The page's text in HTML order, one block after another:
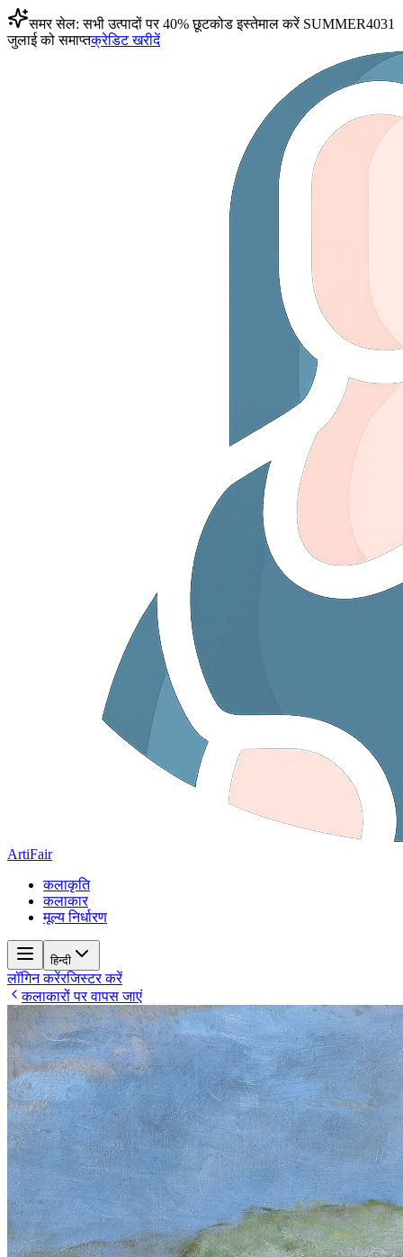
समर सेल: सभी उत्पादों पर 40% छूटकोड इस्तेमाल करें SUMMER4031
जुलाई को समाप्तक्रेडिट खरीदें
ArtiFair
कलाकृति
कलाकार
मूल्य निर्धारण
हिन्दी
लॉगिन करेंरजिस्टर करें
कलाकारों पर वापस जाएं